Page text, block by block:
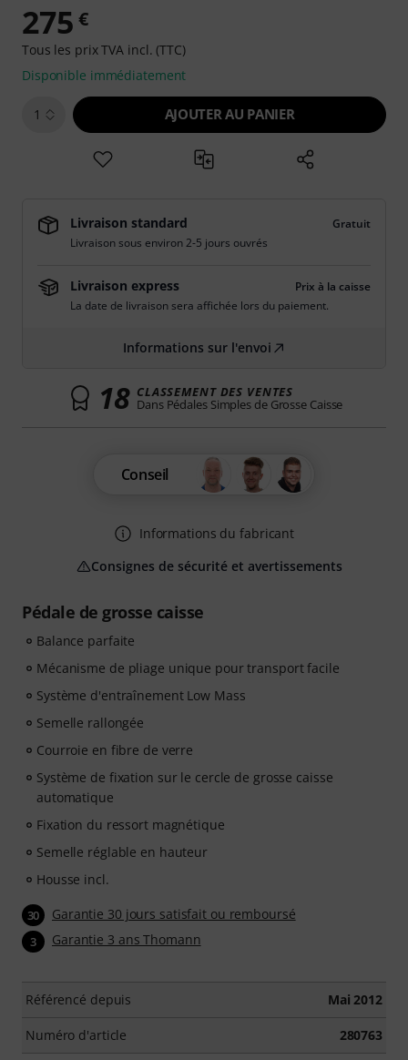
Pédale de grosse caisse
Balance parfaite
Mécanisme de pliage unique pour transport facile
Système d'entraînement Low Mass
Semelle rallongée
Courroie en fibre de verre
Système de fixation sur le cercle de grosse caisse
automatique
Fixation du ressort magnétique
Semelle réglable en hauteur
Housse incl.
30 Garantie 30 jours satisfait ou remboursé
3 Garantie 3 ans Thomann
Référencé depuis Mai 2012
Numéro d'article 280763
275 €
Tous les prix TVA incl. (TTC)
Disponible immédiatement
1 AJOUTER AU PANIER
Livraison standard
Gratuit
Livraison sous environ 2-5 jours ouvrés
Livraison express
Prix à la caisse
La date de livraison sera affichée lors du paiement.
Informations sur l'envoi
18 CLASSEMENT DES VENTES
Dans Pédales Simples de Grosse Caisse
Conseil
Informations du fabricant
Consignes de sécurité et avertissements